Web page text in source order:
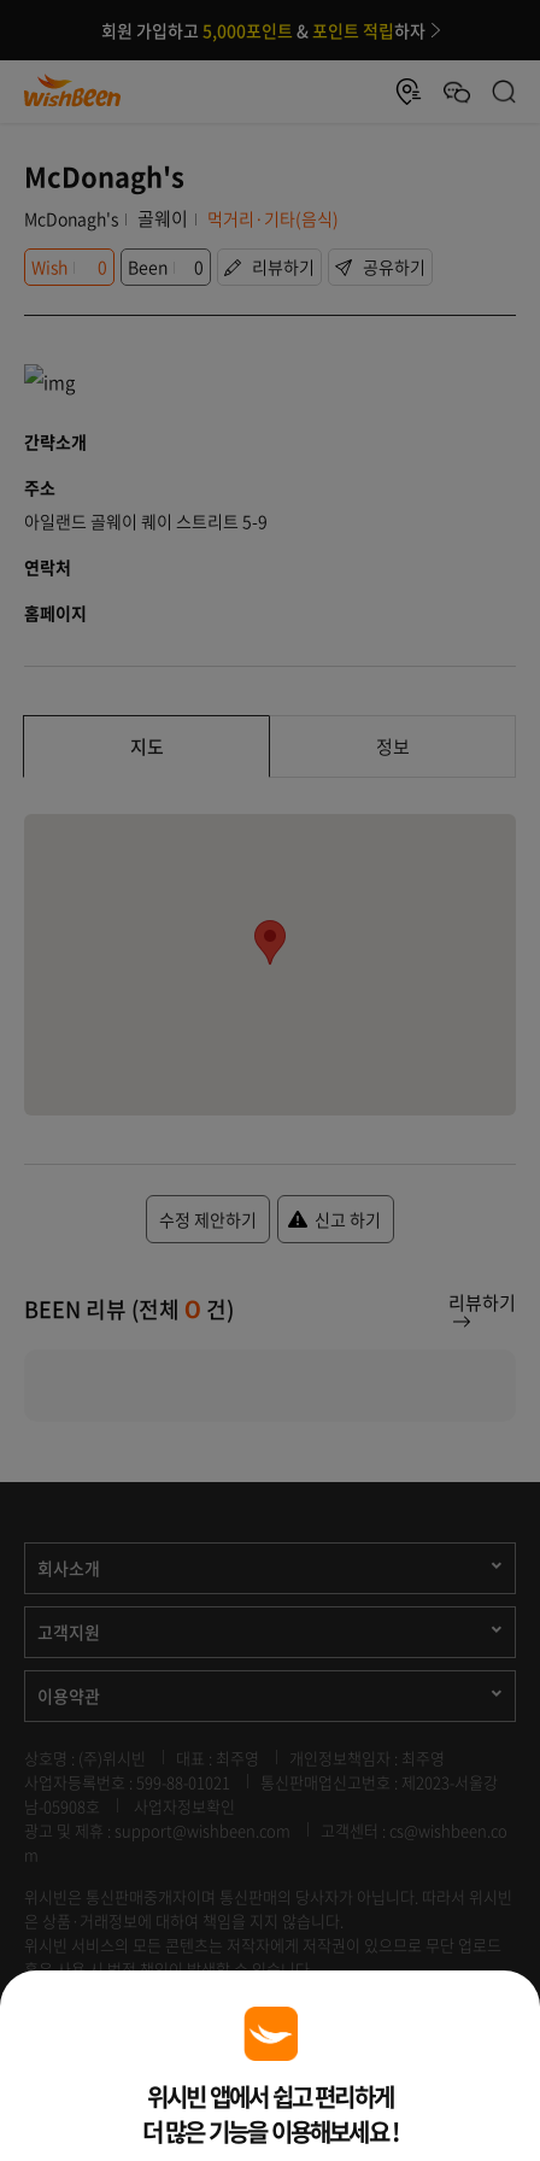
회원 가입하고 5,000포인트 &포인트 적립하자
McDonagh's
McDonagh's 골웨이
먹거리·기타(음식)
Wish
0 Been 0 리뷰하기 공유하기
간략소개
주소
아일랜드 골웨이 퀘이 스트리트 5-9
연락처
홈페이지
지도 정보
수정 제안하기 신고 하기
BEEN 리뷰 (전체 0 건) 리뷰하기
회사소개
고객지원
이용약관
상호명 : (주)위시빈 대표 : 최주영
개인정보책임자 : 최주영
사업자등록번호 : 599-88-01021
통신판매업신고번호 : 제2023-서울강
남-05908호
사업자정보확인
광고 및 제휴 : support@wishbeen.com
고객센터 : cs@wishbeen.co
m
위시빈은 통신판매중개자이며 통신판매의 당사자가 아닙니다. 따라서 위시빈
은 상품·거래정보에 대하여 책임을 지지 않습니다.
위시빈 서비스의 모든 콘텐츠는 저작자에게 저작권이 있으므로 무단 업로드
혹은 사용 시 법적 책임이 발생할 수 있습니다.
Venture Enterprise위시빈 앱에서 쉽고 편리하게
더 많은 기능을 이용해보세요 !